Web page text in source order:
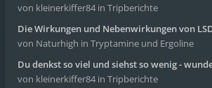
von kleinerkiffer84 in Tripberichte
Die Wirkungen und Nebenwirkungen von
von Naturhigh in Tryptamine und Ergoline
Du denkst so viel und siehst so wenig -
von kleinerkiffer84 in Tripberichte